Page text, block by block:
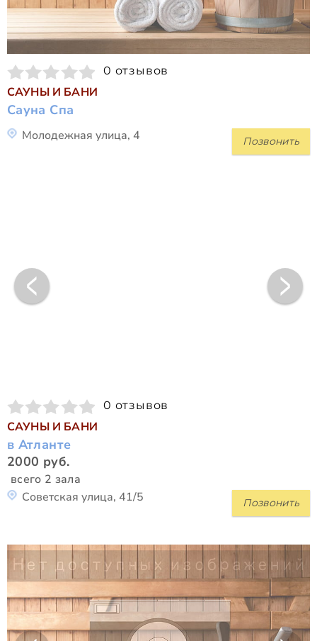
0 отзывов
САУНЫ И БАНИ
Сауна Спа
Позвонить
Молодежная улица, 4
0 отзывов
САУНЫ И БАНИ
в Атланте
2000 руб.
всего 2 зала
Позвонить
Советская улица, 41/5